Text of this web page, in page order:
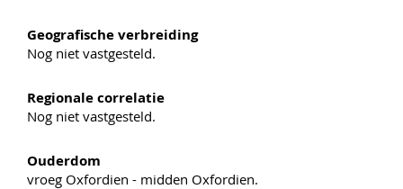
Geografische verbreiding
Nog niet vastgesteld.
Regionale correlatie
Nog niet vastgesteld.
Ouderdom
vroeg Oxfordien - midden Oxfordien.